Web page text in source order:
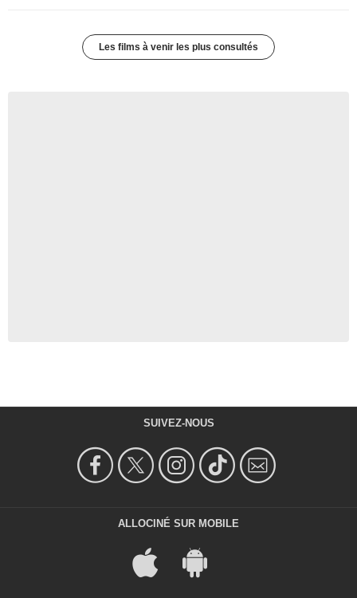
Les films à venir les plus consultés
SUIVEZ-NOUS
ALLOCINÉ SUR MOBILE